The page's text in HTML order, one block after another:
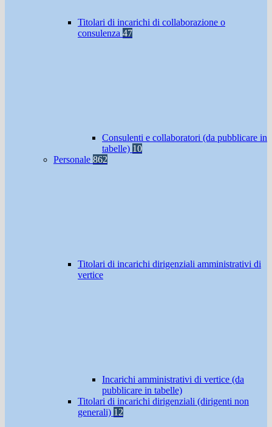
Titolari di incarichi di collaborazione o
consulenza 47
Consulenti e collaboratori (da pubblicare in
tabelle) 10
Personale 862
Titolari di incarichi dirigenziali amministrativi di
vertice
Incarichi amministrativi di vertice (da
pubblicare in tabelle)
Titolari di incarichi dirigenziali (dirigenti non
generali) 12